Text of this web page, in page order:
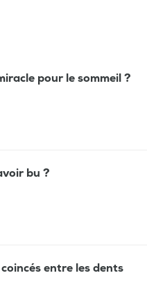
pour le sommeil ?
bu ?
entre les dents